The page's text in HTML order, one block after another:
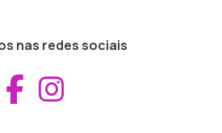
nas redes sociais
Aceder ao